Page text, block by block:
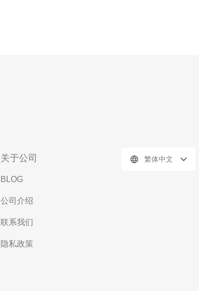
关于公司
BLOG
公司介绍
联系我们
隐私政策
繁体中文